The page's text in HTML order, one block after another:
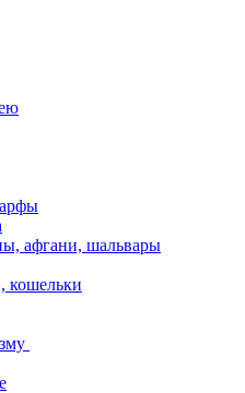
афгани, шальвары
кошельки